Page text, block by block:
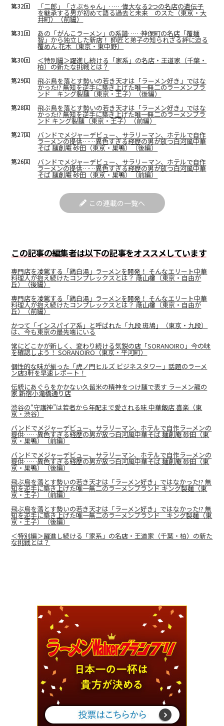
第32回 「二郎」「さぶちゃん」……偉大なる2つの名店の遺伝子
を継承する男が初めて語る過去と未来 のスた（東京・大
井町）（前編）
第31回 あの「がんこラーメン」の系譜……神保町の名店「覆麺
智」から独立した新店！ 師匠と弟子の知られざる絆に迫る
覆めん 花木（東京・東中野）
第30回 ＜特別編＞躍進し続ける「家系」の名店・王道家（千葉・
柏）の新たな挑戦とは？
第29回 飛ぶ鳥を落とす勢いの若き天才は「ラーメン好き」ではな
かった!? 無知を逆手に築き上げた唯一無二のラーメンブラ
ンド キング製麺（東京・王子）（後編）
第28回 飛ぶ鳥を落とす勢いの若き天才は「ラーメン好き」ではな
かった!? 無知を逆手に築き上げた唯一無二のラーメンブラ
ンド キング製麺（東京・王子）（前編）
第27回 バンドでメジャーデビュー、サラリーマン、ホテルで自作
ラーメンの提供……異色すぎる経歴の男が放つ白河風中華
そば 麺創庵 砂田（東京・巣鴨）（後編）
第26回 バンドでメジャーデビュー、サラリーマン、ホテルで自作
ラーメンの提供……異色すぎる経歴の男が放つ白河風中華
そば 麺創庵 砂田（東京・巣鴨）（前編）
この連載の一覧へ
この記事の編集者は以下の記事をオススメしています
専門店を凌駕する「鶏白湯」ラーメンを開発！ そんなエリート中華
料理人が抱え続けたコンプレックスとは？ 蔭山樓（東京・自由が
丘）（後編）
専門店を凌駕する「鶏白湯」ラーメンを開発！ そんなエリート中華
料理人が抱え続けたコンプレックスとは？ 蔭山樓（東京・自由が
丘）（前編）
かつて「インスパイア系」と呼ばれた「九段 斑鳩」（東京・九段）
は、今も東京の最先端にいる
常にどこかが新しく、変わり続ける気鋭の店「SORANOIRO」今の味
を確認しよう！ SORANOIRO（東京・平河町）
個性的な味が揃った「虎ノ門ヒルズ ビジネスタワー」話題のラーメ
ン店3軒を早速レポート！
伝統にあぐらをかかない久留米の精神をつけ麺で表す ラーメン龍の
家 新宿小滝橋通り店
渋谷の“守護神”は若者から年配まで愛される味 中華飯店 喜楽（東
京・渋谷）
バンドでメジャーデビュー、サラリーマン、ホテルで自作ラーメンの
提供……異色すぎる経歴の男が放つ白河風中華そば 麺創庵 砂田（東
京・巣鴨）（前編）
バンドでメジャーデビュー、サラリーマン、ホテルで自作ラーメンの
提供……異色すぎる経歴の男が放つ白河風中華そば 麺創庵 砂田（東
京・巣鴨）（後編）
飛ぶ鳥を落とす勢いの若き天才は「ラーメン好き」ではなかった!? 無
知を逆手に築き上げた唯一無二のラーメンブランド キング製麺（東
京・王子）（前編）
飛ぶ鳥を落とす勢いの若き天才は「ラーメン好き」ではなかった!? 無
知を逆手に築き上げた唯一無二のラーメンブランド キング製麺（東
京・王子）（後編）
＜特別編＞躍進し続ける「家系」の名店・王道家（千葉・柏）の新た
な挑戦とは？